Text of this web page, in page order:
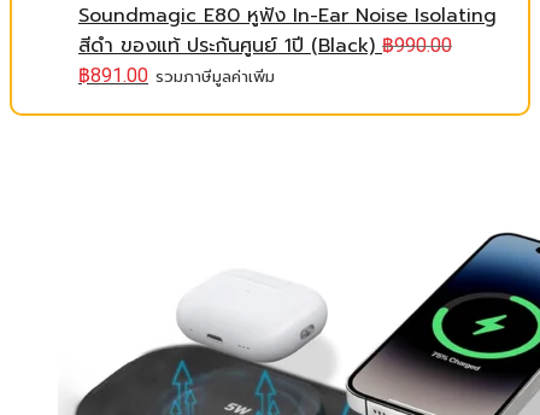
Soundmagic E80 หูฟัง In-Ear Noise Isolating
สีดำ ของแท้ ประกันศูนย์ 1ปี (Black) ฿990.00
฿891.00 รวมภาษีมูลค่าเพิ่ม